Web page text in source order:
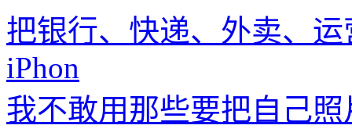
把银行、快递、外卖、
iPhon
我不敢用那些要把自己